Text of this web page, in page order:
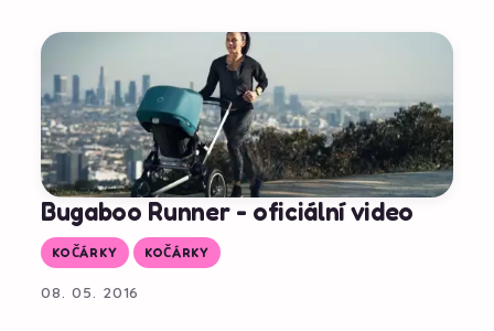
Bugaboo Runner - oficiální video
KOČÁRKY KOČÁRKY
08. 05. 2016